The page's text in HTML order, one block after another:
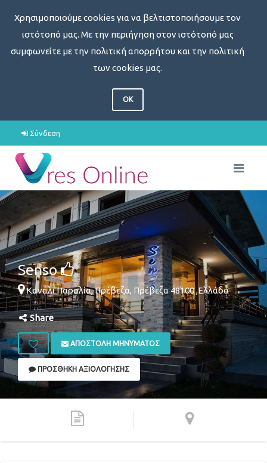
Χρησιμοποιούμε cookies για να βελτιστοποιήσουμε τον
ιστότοπό μας. Με την περιήγηση στον ιστότοπό μας
συμφωνείτε με την πολιτική απορρήτου και την πολιτική
των cookies μας.
OK
Σύνδεση
Senso
Κανάλι Παραλία,Πρέβεζα, Πρέβεζα48100,Ελλάδα
Share
ΑΠΟΣΤΟΛΉ ΜΗΝΎΜΑΤΟΣ
ΠΡΟΣΘΉΚΗ ΑΞΙΟΛΌΓΗΣΗΣ